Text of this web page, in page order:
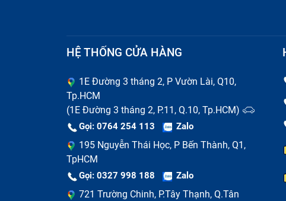
Lỗi màn hình đen:Máy tính đang mở nhưng
Lỗi quạt tản nhiệt:Trong khi sử dụng, bạn
lên và tự tắt nguồn.
HỆ THỐNG CỬA HÀNG
1E Đường 3 tháng 2, P Vườn Lài, Q10,
Tp.HCM
(1E Đường 3 tháng 2, P.11, Q.10, Tp.HCM)
Gọi: 0764 254 113 Zalo
195 Nguyễn Thái Học, P Bến Thành, Q1,
TpHCM
Gọi: 0327 998 188 Zalo
721 Trường Chinh, P.Tây Thạnh, Q.Tân